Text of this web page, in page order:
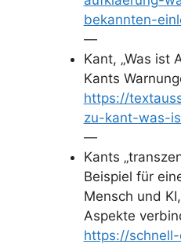
bekannten-
—
Kant, „Was ist
Kants
https://
zu-kant-was-
—
Kants
Beispiel für
Mensch und
Aspekte
https://